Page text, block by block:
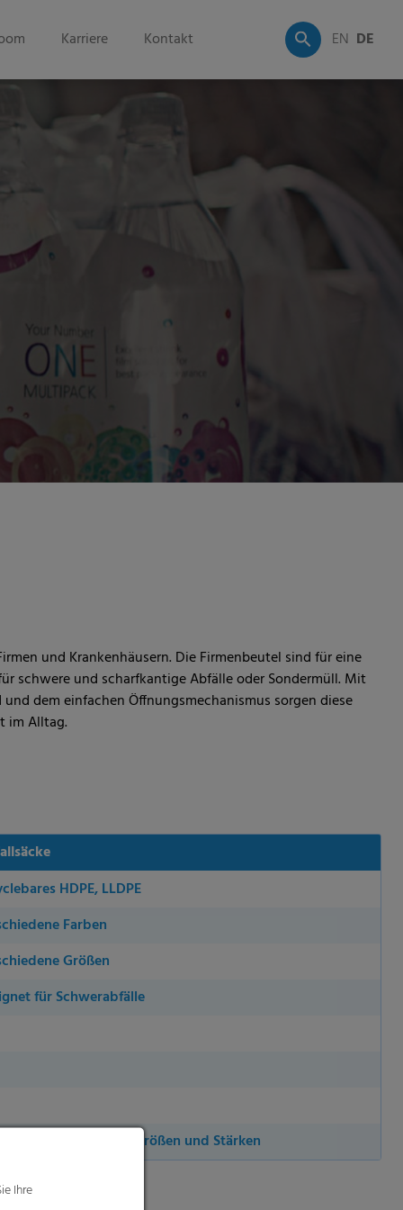
Karriere Kontakt EN DE
und Krankenhäusern. Die Firmenbeutel sind für eine
schwere und scharfkantige Abfälle oder Sondermüll. Mit
dem einfachen Öffnungsmechanismus sorgen diese
im Alltag.
HDPE, LLDPE
Farben
Größen
für Schwerabfälle
vollen Palette an Größen und Stärken
Ihre